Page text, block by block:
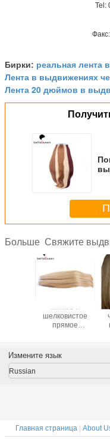
Tel:
Бирки: реальная лента
Лента в выдвижениях
Лента 20 дюймов в
Больше Свяжите
6A
Мягкое и
шелковистое
прямое
выдвижение
волос ленты
синтетического/
Измените язык
Russian
Главная страница | About